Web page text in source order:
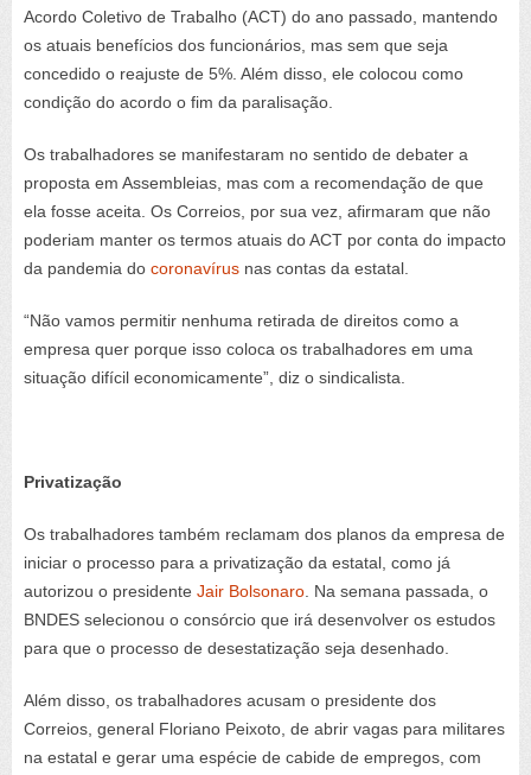
Acordo Coletivo de Trabalho (ACT) do ano passado, mantendo
os atuais benefícios dos funcionários, mas sem que seja
concedido o reajuste de 5%. Além disso, ele colocou como
condição do acordo o fim da paralisação.
Os trabalhadores se manifestaram no sentido de debater a
proposta em Assembleias, mas com a recomendação de que
ela fosse aceita. Os Correios, por sua vez, afirmaram que não
poderiam manter os termos atuais do ACT por conta do impacto
da pandemia do coronavírus nas contas da estatal.
“Não vamos permitir nenhuma retirada de direitos como a
empresa quer porque isso coloca os trabalhadores em uma
situação difícil economicamente”, diz o sindicalista.
Privatização
Os trabalhadores também reclamam dos planos da empresa de
iniciar o processo para a privatização da estatal, como já
autorizou o presidente Jair Bolsonaro. Na semana passada, o
BNDES selecionou o consórcio que irá desenvolver os estudos
para que o processo de desestatização seja desenhado.
Além disso, os trabalhadores acusam o presidente dos
Correios, general Floriano Peixoto, de abrir vagas para militares
na estatal e gerar uma espécie de cabide de empregos, com